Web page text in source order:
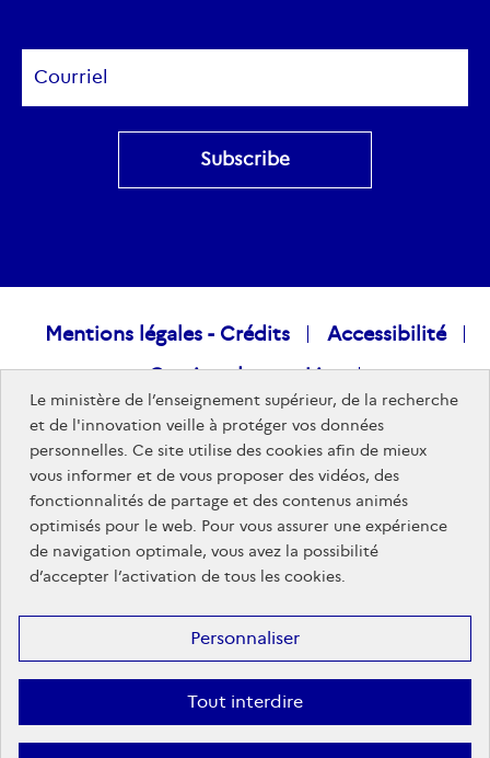
Raccourcis
visiteurs
Mentions légales - Crédits
Accessibilité
Gestion des cookies
Données personnelles
Nous rejoindre
Plan du site
Sites publics
Le ministère de l’enseignement supérieur, de la recherche
et de l'innovation veille à protéger vos données
personnelles. Ce site utilise des cookies afin de mieux
vous informer et de vous proposer des vidéos, des
fonctionnalités de partage et des contenus animés
optimisés pour le web. Pour vous assurer une expérience
de navigation optimale, vous avez la possibilité
d’accepter l’activation de tous les cookies.
Tout interdire
Personnaliser